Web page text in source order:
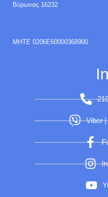
Βύρωνας 16232
ΜΗΤΕ 0206E60000368900
Viber |